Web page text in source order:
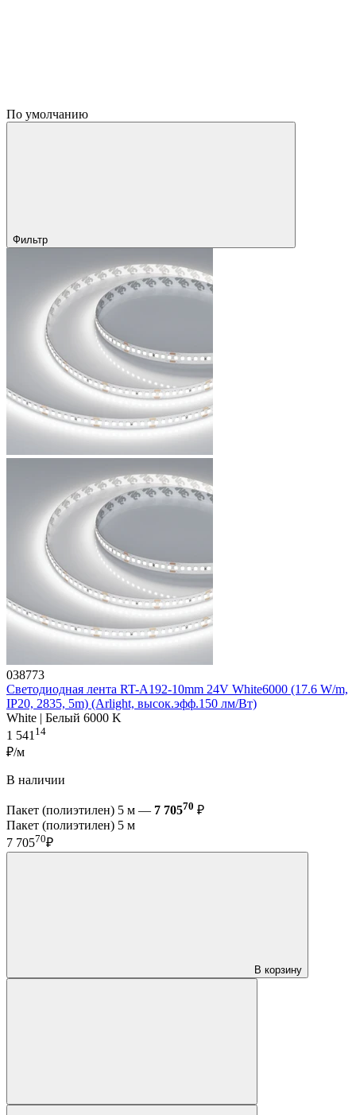
По умолчанию
Фильтр
038773
Светодиодная лента RT-A192-10mm 24V White6000 (17.6 W/m,
IP20, 2835, 5m) (Arlight, высок.эфф.150 лм/Вт)
White | Белый 6000 K
1 541 14
₽/м
В наличии
Пакет (полиэтилен) 5 м — 7 70570 ₽
Пакет (полиэтилен) 5 м
7 70570₽
В корзину